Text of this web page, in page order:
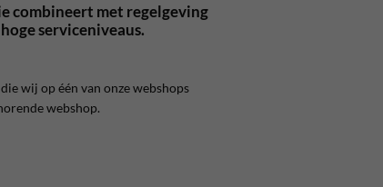
combineert met regelgeving
serviceniveaus.
wij op één van onze webshops
webshop.